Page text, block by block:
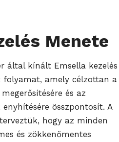
Menete
által kínált Emsella kezelés
amely célzottan a
és az
összpontosít. A
hogy az minden
és zökkenőmentes